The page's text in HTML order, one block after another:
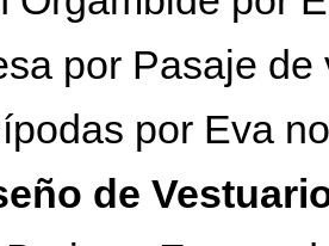
por Pasaje de
por Eva
de